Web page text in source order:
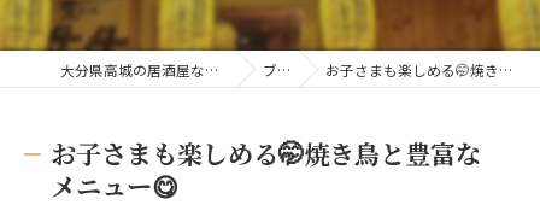
大分県高城の居酒屋ならうまか家 夢なりち ブログ お子さまも楽しめる🤭焼き鳥と豊富なメニュー😋
お子さまも楽しめる🤭焼き鳥と豊富な
メニュー😋